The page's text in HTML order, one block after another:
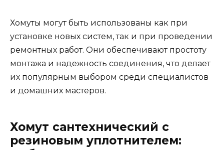
Хомуты могут быть использованы как при
установке новых систем, так и при проведении
ремонтных работ. Они обеспечивают простоту
монтажа и надежность соединения, что делает
их популярным выбором среди специалистов
и домашних мастеров.
Хомут сантехнический с
резиновым уплотнителем: